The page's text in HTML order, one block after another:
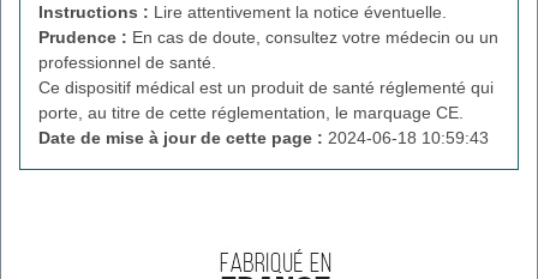
Instructions : Lire attentivement la notice éventuelle.
Prudence : En cas de doute, consultez votre médecin ou un
professionnel de santé.
Ce dispositif médical est un produit de santé réglementé qui
porte, au titre de cette réglementation, le marquage CE.
Date de mise à jour de cette page : 2024-06-18 10:59:43